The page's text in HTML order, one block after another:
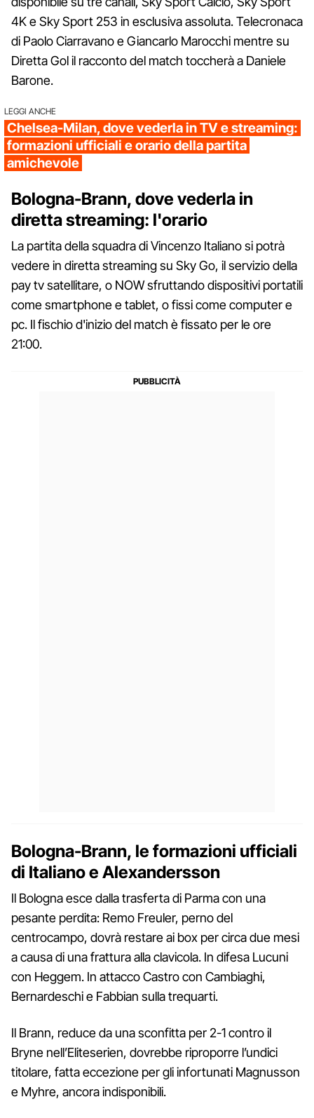
4K e Sky Sport 253 in esclusiva assoluta. Telecronaca
di Paolo Ciarravano e Giancarlo Marocchi mentre su
Diretta Gol il racconto del match toccherà a Daniele
Barone.
LEGGI ANCHE
Chelsea-Milan, dove vederla in TV e streaming:
formazioni ufficiali e orario della partita
amichevole
Bologna-Brann, dove vederla in
diretta streaming: l'orario
La partita della squadra di Vincenzo Italiano si potrà
vedere in diretta streaming su Sky Go, il servizio della
pay tv satellitare, o NOW sfruttando dispositivi portatili
come smartphone e tablet, o fissi come computer e
pc. Il fischio d'inizio del match è fissato per le ore
21:00.
Bologna-Brann, le formazioni ufficiali
di Italiano e Alexandersson
Il Bologna esce dalla trasferta di Parma con una
pesante perdita: Remo Freuler, perno del
centrocampo, dovrà restare ai box per circa due mesi
a causa di una frattura alla clavicola. In difesa Lucuni
con Heggem. In attacco Castro con Cambiaghi,
Bernardeschi e Fabbian sulla trequarti.
Il Brann, reduce da una sconfitta per 2-1 contro il
Bryne nell’Eliteserien, dovrebbe riproporre l’undici
titolare, fatta eccezione per gli infortunati Magnusson
e Myhre, ancora indisponibili.